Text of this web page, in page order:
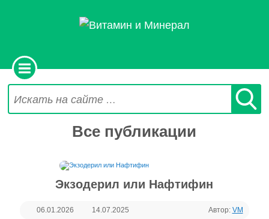
Все публикации
Экзодерил или Нафтифин
06.01.2026 14.07.2025 Автор: VM